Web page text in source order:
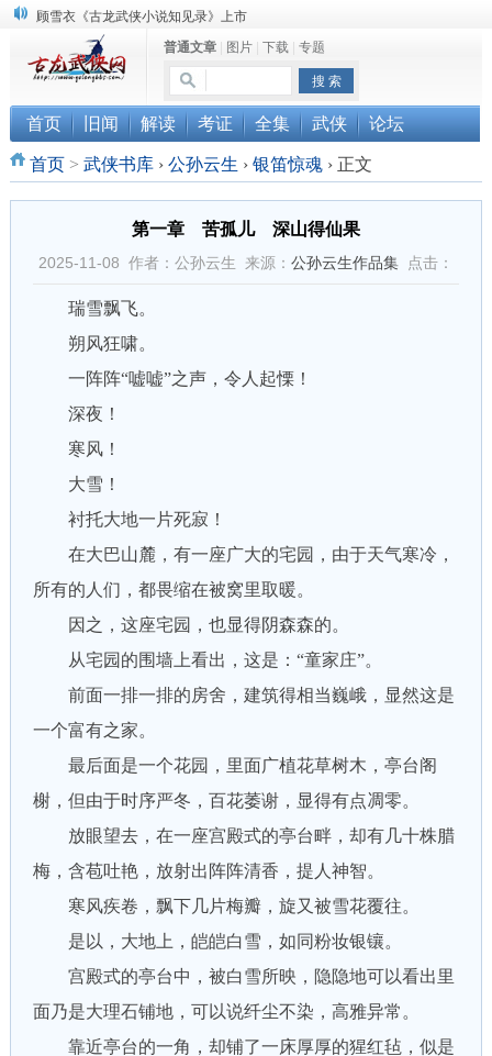
顾雪衣《古龙武侠小说知见录》上市
“武侠书库”查缺补漏活动圆满结束
《古龙小说原貌探究》修订版已上市
普通文章| 图片| 下载| 专题
首页 旧闻 解读 考证 全集 武侠 论坛
首页> 武侠书库 › 公孙云生 › 银笛惊魂 ›正文
第一章 苦孤儿 深山得仙果
2025-11-08 作者：公孙云生 来源： 公孙云生作品集点击：
瑞雪飘飞。
朔风狂啸。
一阵阵“嘘嘘”之声，令人起慄！
深夜！
寒风！
大雪！
衬托大地一片死寂！
在大巴山麓，有一座广大的宅园，由于天气寒冷，
所有的人们，都畏缩在被窝里取暖。
因之，这座宅园，也显得阴森森的。
从宅园的围墙上看出，这是：“童家庄”。
前面一排一排的房舍，建筑得相当巍峨，显然这是
一个富有之家。
最后面是一个花园，里面广植花草树木，亭台阁
榭，但由于时序严冬，百花萎谢，显得有点凋零。
放眼望去，在一座宫殿式的亭台畔，却有几十株腊
梅，含苞吐艳，放射出阵阵清香，提人神智。
寒风疾卷，飘下几片梅瓣，旋又被雪花覆往。
是以，大地上，皑皑白雪，如同粉妆银镶。
宫殿式的亭台中，被白雪所映，隐隐地可以看出里
面乃是大理石铺地，可以说纤尘不染，高雅异常。
靠近亭台的一角，却铺了一床厚厚的猩红毡，似是